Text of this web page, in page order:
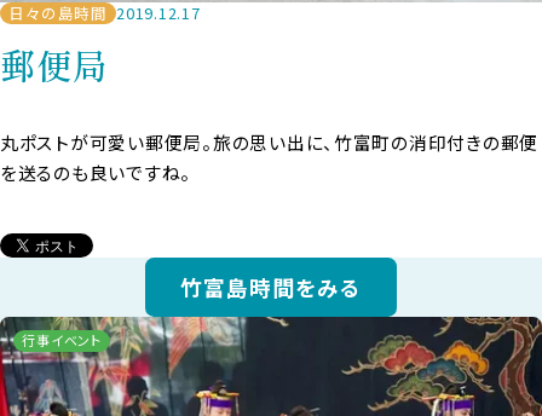
日々の島時間 2019.12.17
郵便局
丸ポストが可愛い郵便局。旅の思い出に、竹富町の消印付きの郵便
を送るのも良いですね。
竹富島時間をみる
行事イベント